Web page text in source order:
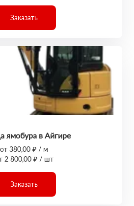
Заказать
ямобура в Айгире
от 380,00 ₽ / м
2 800,00 ₽ / шт
Заказать